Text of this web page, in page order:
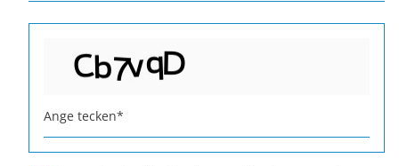
Ange tecken*